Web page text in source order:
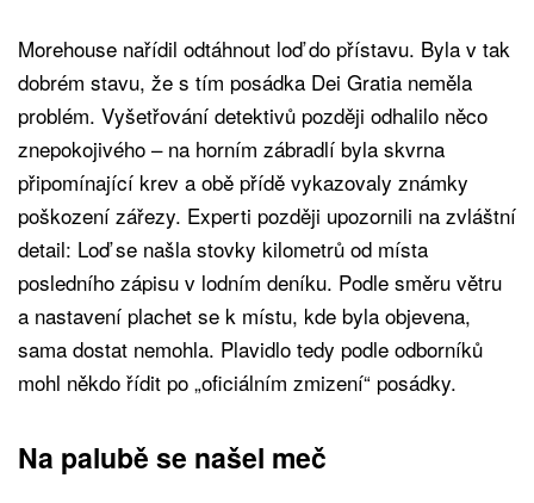
Morehouse nařídil odtáhnout loď do přístavu. Byla v tak
dobrém stavu, že s tím posádka Dei Gratia neměla
problém. Vyšetřování detektivů později odhalilo něco
znepokojivého – na horním zábradlí byla skvrna
připomínající krev a obě přídě vykazovaly známky
poškození zářezy. Experti později upozornili na zvláštní
detail: Loď se našla stovky kilometrů od místa
posledního zápisu v lodním deníku. Podle směru větru
a nastavení plachet se k místu, kde byla objevena,
sama dostat nemohla. Plavidlo tedy podle odborníků
mohl někdo řídit po „oficiálním zmizení“ posádky.
Na palubě se našel meč